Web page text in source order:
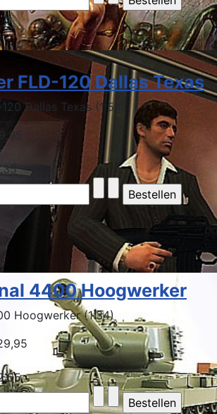
FLD-120 Dallas Texas
Dallas Texas (1:54)
4400 Hoogwerker
Hoogwerker (1:34)